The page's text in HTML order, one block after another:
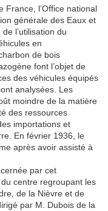
France, l’Office national
générale des Eaux et
l’utilisation du
en
de bois
font l’objet de
des véhicules équipés
analysées. Les
moindre de la matière
des ressources
importations et
En février 1936, le
après avoir assisté à
par cet
centre regroupant les
de la Nièvre et de
par M. Dubois de la